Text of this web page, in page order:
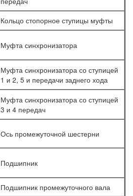
Кольцо стопорное ступицы муфты
Муфта синхронизатора
Муфта синхронизатора со ступицей
1 и 2, 5 и передачи заднего хода
Муфта синхронизатора со ступицей
3 и 4 передач
Ось промежуточной шестерни
Подшипник
Подшипник промежуточного вала